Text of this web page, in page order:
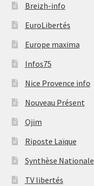
Breizh-info
EuroLibertés
Europe maxima
Infos75
Nice Provence info
Nouveau Présent
Ojim
Riposte Laïque
Synthèse Nationale
TV libertés